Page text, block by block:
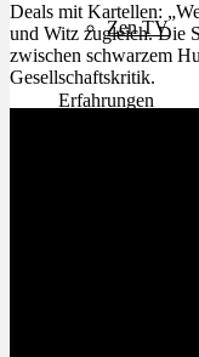
Zen TV
Erfahrungen
Deals mit Kartellen:
und Witz zugleich. Die
zwischen schwarzem
Gesellschaftskritik.